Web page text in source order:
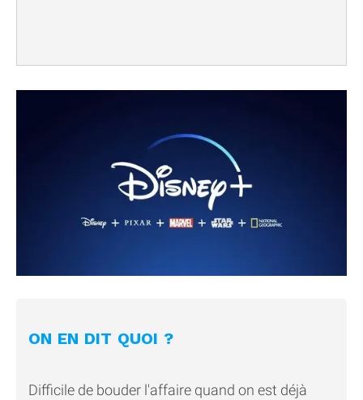
ON EN DIT QUOI ?
Difficile de bouder l'affaire quand on est déjà